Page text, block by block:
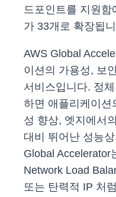
드포인트를 지원함
가 33개로 확장됩
AWS Global
이션의 가용성, 보
서비스입니다. 정
하면 애플리케이션
성 향상, 엣지에서
대비 뛰어난 성능
Global Accelerator
Network Load
또는 탄력적 IP 처